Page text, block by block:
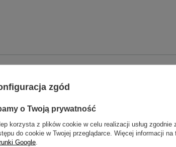
Zadaj pytanie a my odpowiemy niezwłocznie,
zgód
o Twoją prywatność
korzysta z plików cookie w celu realizacji usług zgodnie
do cookie w Twojej przeglądarce. Więcej informacji
Google